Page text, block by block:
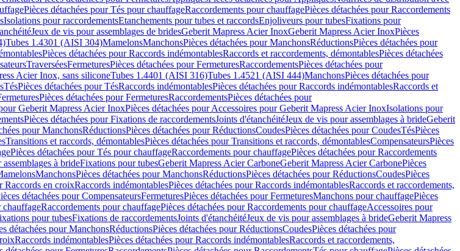
Pièces détachées pour Tés pour chauffageRaccordements pour chauffagePièces détachées pour Raccordements
Isolations pour raccordementsEtanchements pour tubes et raccordsEnjoliveurs pour tubesFixations pour
Jeux de vis pour assemblages de bridesGeberit Mapress Acier InoxGeberit Mapress Acier InoxPièces
Tubes 1.4301 (AISI 304)MamelonsManchonsPièces détachées pour ManchonsRéductionsPièces détachées pour
Pièces détachées pour Raccords indémontablesRaccords et raccordements, démontablesPièces détachées
TraverséesFermeturesPièces détachées pour FermeturesRaccordementsPièces détachées pour
Acier Inox, sans siliconeTubes 1.4401 (AISI 316)Tubes 1.4521 (AISI 444)ManchonsPièces détachées pour
TésPièces détachées pour TésRaccords indémontablesPièces détachées pour Raccords indémontablesRaccords et
Pièces détachées pour FermeturesRaccordementsPièces détachées pour
Geberit Mapress Acier InoxPièces détachées pour Accessoires pour Geberit Mapress Acier InoxIsolations pour
Pièces détachées pour Fixations de raccordementsJoints d'étanchéitéJeux de vis pour assemblages à brideGeberit
pour ManchonsRéductionsPièces détachées pour RéductionsCoudesPièces détachées pour CoudesTésPièces
Transitions et raccords, démontablesPièces détachées pour Transitions et raccords, démontablesCompensateursPièces
Pièces détachées pour Tés pour chauffageRaccordements pour chauffagePièces détachées pour Raccordements
à brideFixations pour tubesGeberit Mapress Acier CarboneGeberit Mapress Acier CarbonePièces
ManchonsPièces détachées pour ManchonsRéductionsPièces détachées pour RéductionsCoudesPièces
Raccords en croixRaccords indémontablesPièces détachées pour Raccords indémontablesRaccords et raccordements,
détachées pour CompensateursFermeturesPièces détachées pour FermeturesManchons pour chauffagePièces
chauffageRaccordements pour chauffagePièces détachées pour Raccordements pour chauffageAccessoires pour
pour tubesFixations de raccordementsJoints d'étanchéitéJeux de vis pour assemblages à brideGeberit Mapress
détachées pour ManchonsRéductionsPièces détachées pour RéductionsCoudesPièces détachées pour
Raccords indémontablesPièces détachées pour Raccords indémontablesRaccords et raccordements,